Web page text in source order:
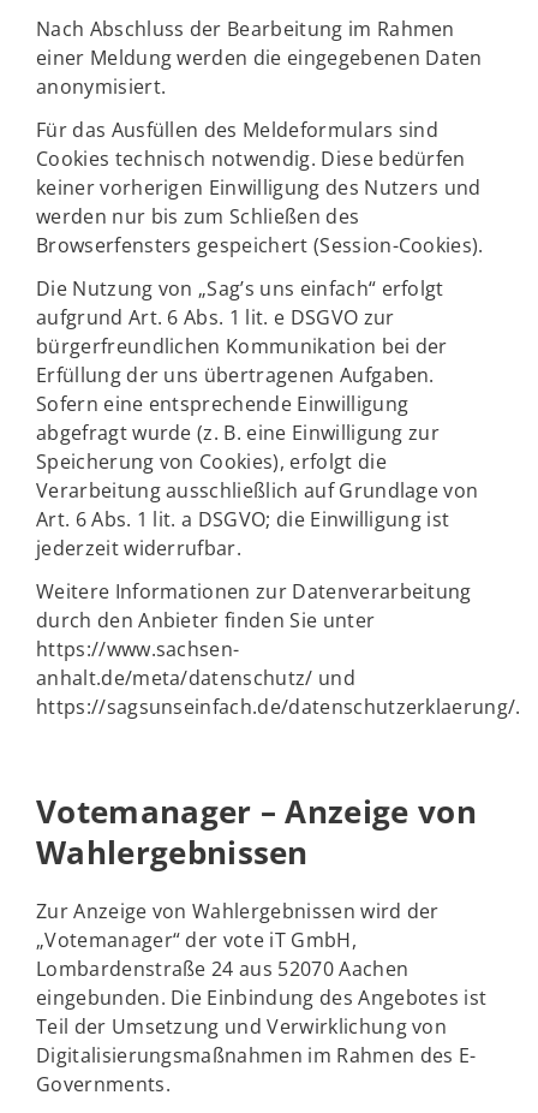
Nach Abschluss der Bearbeitung im Rahmen
einer Meldung werden die eingegebenen Daten
anonymisiert.
Für das Ausfüllen des Meldeformulars sind
Cookies technisch notwendig. Diese bedürfen
keiner vorherigen Einwilligung des Nutzers und
werden nur bis zum Schließen des
Browserfensters gespeichert (Session-Cookies).
Die Nutzung von „Sag’s uns einfach“ erfolgt
aufgrund Art. 6 Abs. 1 lit. e DSGVO zur
bürgerfreundlichen Kommunikation bei der
Erfüllung der uns übertragenen Aufgaben.
Sofern eine entsprechende Einwilligung
abgefragt wurde (z. B. eine Einwilligung zur
Speicherung von Cookies), erfolgt die
Verarbeitung ausschließlich auf Grundlage von
Art. 6 Abs. 1 lit. a DSGVO; die Einwilligung ist
jederzeit widerrufbar.
Weitere Informationen zur Datenverarbeitung
durch den Anbieter finden Sie unter
https://www.sachsen-
anhalt.de/meta/datenschutz/ und
https://sagsunseinfach.de/datenschutzerklaerung/.
Votemanager – Anzeige von
Wahlergebnissen
Zur Anzeige von Wahlergebnissen wird der
„Votemanager“ der vote iT GmbH,
Lombardenstraße 24 aus 52070 Aachen
eingebunden. Die Einbindung des Angebotes ist
Teil der Umsetzung und Verwirklichung von
Digitalisierungsmaßnahmen im Rahmen des E-
Governments.